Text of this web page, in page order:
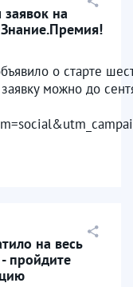
на
о старте
можно до
на весь
пройдите